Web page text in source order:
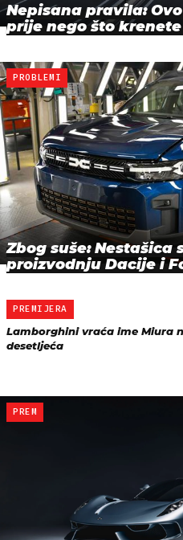
Nepisana pravila:
prije nego što
PROBLEMI
Zbog suše:
proizvodnju Dacije i
PREMIJERA
Lamborghini vraća ime Miura
desetljeća
PREM